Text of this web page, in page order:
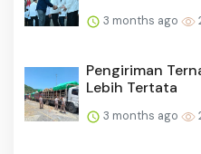
3 months ago
Pengiriman
Lebih Tertata
3 months ago